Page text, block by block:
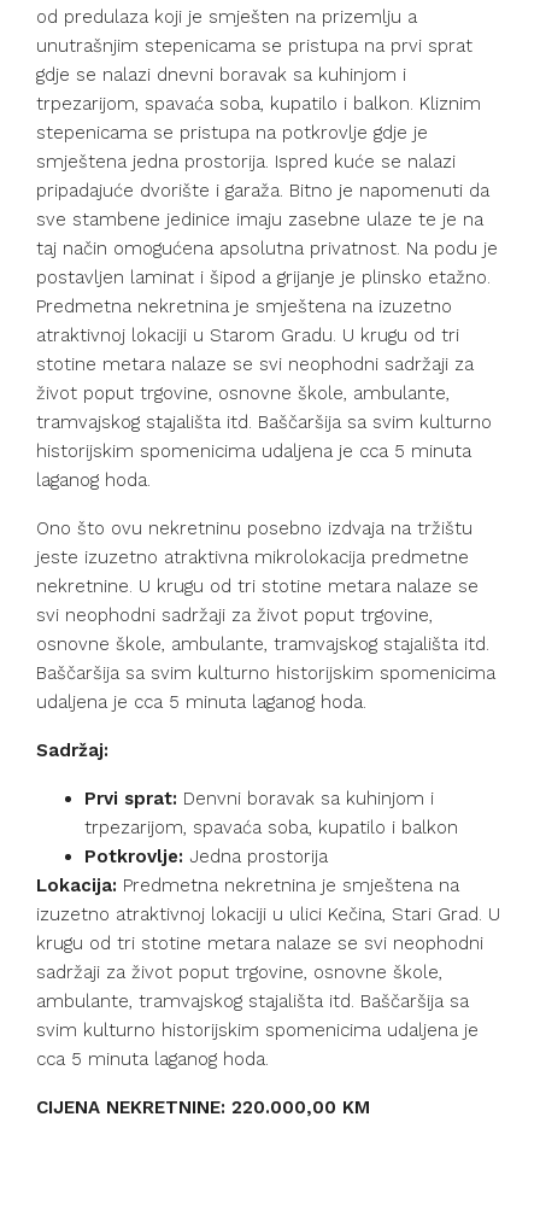
od predulaza koji je smješten na prizemlju a
unutrašnjim stepenicama se pristupa na prvi sprat
gdje se nalazi dnevni boravak sa kuhinjom i
trpezarijom, spavaća soba, kupatilo i balkon. Kliznim
stepenicama se pristupa na potkrovlje gdje je
smještena jedna prostorija. Ispred kuće se nalazi
pripadajuće dvorište i garaža. Bitno je napomenuti da
sve stambene jedinice imaju zasebne ulaze te je na
taj način omogućena apsolutna privatnost. Na podu je
postavljen laminat i šipod a grijanje je plinsko etažno.
Predmetna nekretnina je smještena na izuzetno
atraktivnoj lokaciji u Starom Gradu. U krugu od tri
stotine metara nalaze se svi neophodni sadržaji za
život poput trgovine, osnovne škole, ambulante,
tramvajskog stajališta itd. Baščaršija sa svim kulturno
historijskim spomenicima udaljena je cca 5 minuta
laganog hoda.
Ono što ovu nekretninu posebno izdvaja na tržištu
jeste izuzetno atraktivna mikrolokacija predmetne
nekretnine. U krugu od tri stotine metara nalaze se
svi neophodni sadržaji za život poput trgovine,
osnovne škole, ambulante, tramvajskog stajališta itd.
Baščaršija sa svim kulturno historijskim spomenicima
udaljena je cca 5 minuta laganog hoda.
Sadržaj:
Prvi sprat: Denvni boravak sa kuhinjom i
trpezarijom, spavaća soba, kupatilo i balkon
Potkrovlje: Jedna prostorija
Lokacija: Predmetna nekretnina je smještena na
izuzetno atraktivnoj lokaciji u ulici Kečina, Stari Grad. U
krugu od tri stotine metara nalaze se svi neophodni
sadržaji za život poput trgovine, osnovne škole,
ambulante, tramvajskog stajališta itd. Baščaršija sa
svim kulturno historijskim spomenicima udaljena je
cca 5 minuta laganog hoda.
CIJENA NEKRETNINE: 220.000,00 KM